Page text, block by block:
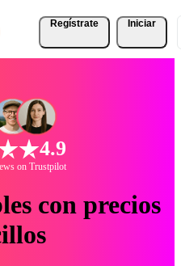
Regístrate Iniciar
4.9
on Trustpilot
con precios